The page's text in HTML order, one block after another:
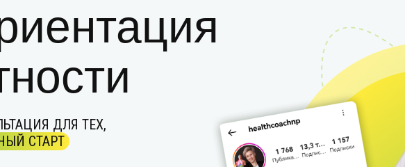
ДЛЯ ТЕХ,
СТАРТ